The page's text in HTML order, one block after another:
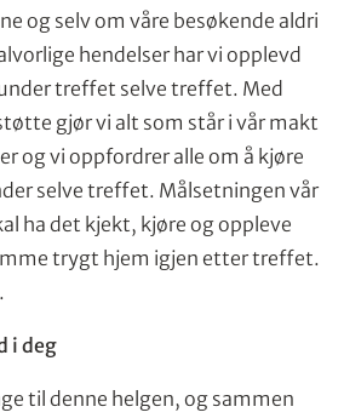
og selv om våre besøkende aldri
hendelser har vi opplevd
treffet selve treffet. Med
gjør vi alt som står i vår makt
og vi oppfordrer alle om å kjøre
selve treffet. Målsetningen vår
ha det kjekt, kjøre og oppleve
trygt hjem igjen etter treffet.
i deg
til denne helgen, og sammen